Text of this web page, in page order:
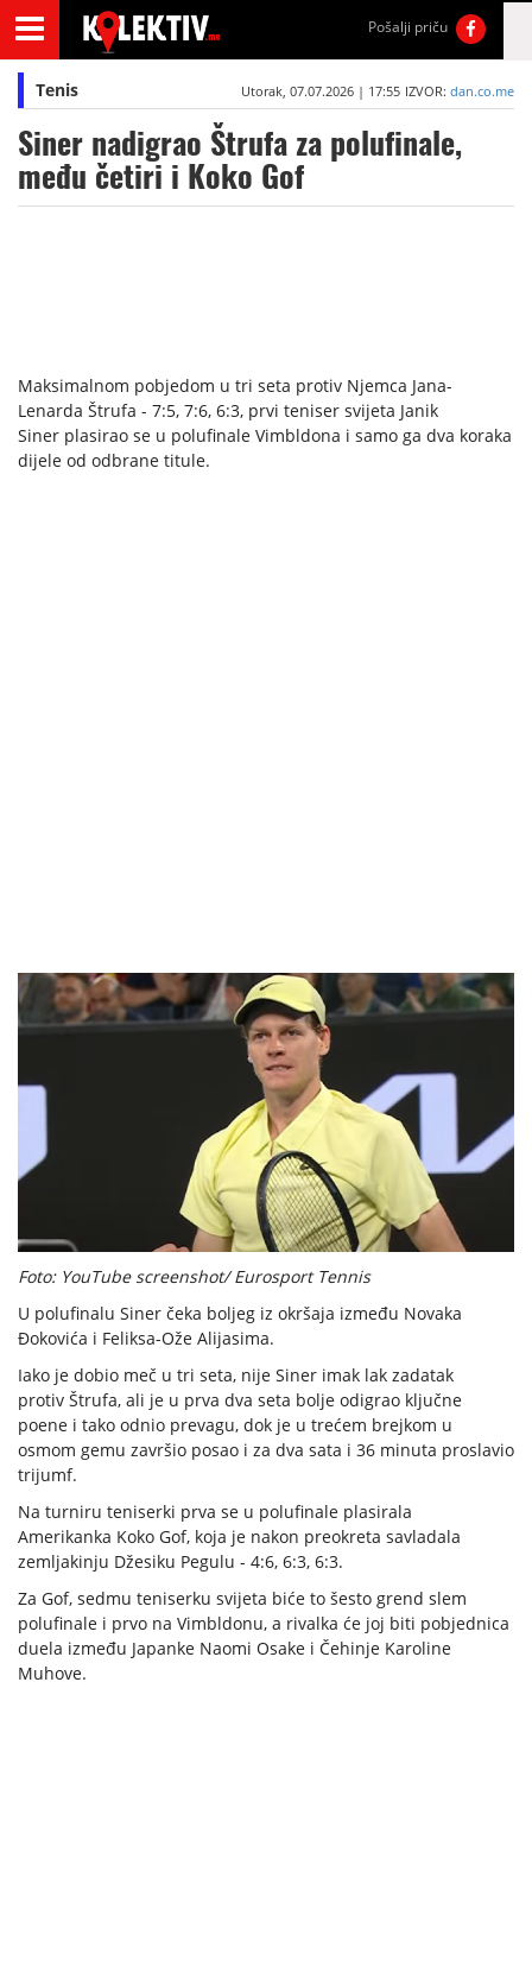
Pošalji priču
Tenis Utorak, 07.07.2026 | 17:55 IZVOR: dan.co.me
Siner nadigrao Štrufa za polufinale,
među četiri i Koko Gof
Maksimalnom pobjedom u tri seta protiv Njemca Jana-
Lenarda Štrufa - 7:5, 7:6, 6:3, prvi teniser svijeta Janik
Siner plasirao se u polufinale Vimbldona i samo ga dva koraka
dijele od odbrane titule.
Foto: YouTube screenshot/ Eurosport Tennis
U polufinalu Siner čeka boljeg iz okršaja između Novaka
Đokovića i Feliksa-Ože Alijasima.
Iako je dobio meč u tri seta, nije Siner imak lak zadatak
protiv Štrufa, ali je u prva dva seta bolje odigrao ključne
poene i tako odnio prevagu, dok je u trećem brejkom u
osmom gemu završio posao i za dva sata i 36 minuta proslavio
trijumf.
Na turniru teniserki prva se u polufinale plasirala
Amerikanka Koko Gof, koja je nakon preokreta savladala
zemljakinju Džesiku Pegulu - 4:6, 6:3, 6:3.
Za Gof, sedmu teniserku svijeta biće to šesto grend slem
polufinale i prvo na Vimbldonu, a rivalka će joj biti pobjednica
duela između Japanke Naomi Osake i Čehinje Karoline
Muhove.